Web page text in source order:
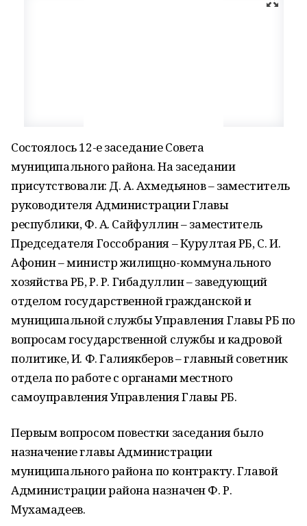
Состоялось 12-е заседание Совета
муниципального района. На заседании
присутствовали: Д. А. Ахмедьянов – заместитель
руководителя Администрации Главы
республики, Ф. А. Сайфуллин – заместитель
Председателя Госсобрания – Курултая РБ, С. И.
Афонин – министр жилищно-коммунального
хозяйства РБ, Р. Р. Гибадуллин – заведующий
отделом государственной гражданской и
муниципальной службы Управления Главы РБ по
вопросам государственной службы и кадровой
политике, И. Ф. Галиякберов – главный советник
отдела по работе с органами местного
самоуправления Управления Главы РБ.
Первым вопросом повестки заседания было
назначение главы Администрации
муниципального района по контракту. Главой
Администрации района назначен Ф. Р.
Мухамадеев.